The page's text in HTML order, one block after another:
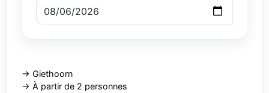
-> Giethoorn
-> À partir de 2 personnes